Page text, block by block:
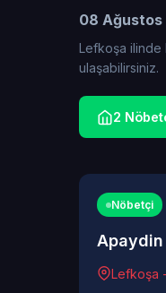
08 Ağustos
Lefkoşa ilinde
ulaşabilirsiniz.
2
Nöbetçi
Apaydin
Lefkoşa